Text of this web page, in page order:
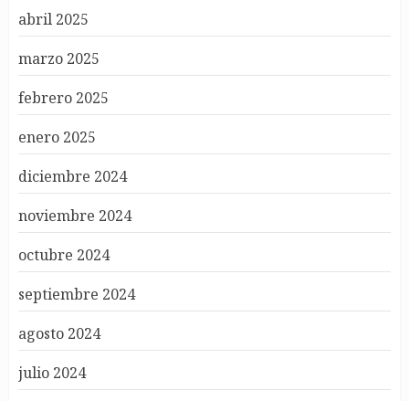
abril 2025
marzo 2025
febrero 2025
enero 2025
diciembre 2024
noviembre 2024
octubre 2024
septiembre 2024
agosto 2024
julio 2024